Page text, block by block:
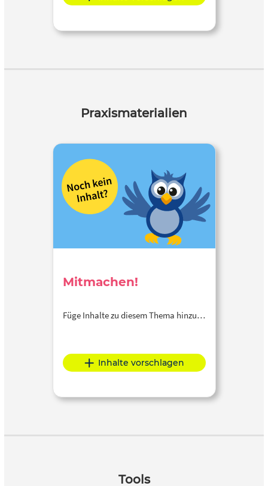
Praxismaterialien
Mitmachen!
Füge Inhalte zu diesem Thema hinzu…
Inhalte vorschlagen
Tools